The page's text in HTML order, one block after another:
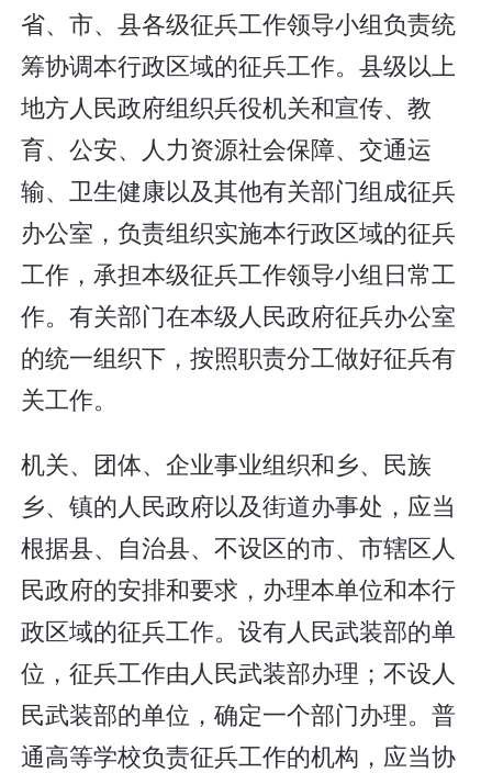
省、市、县各级征兵工作领导小组负责统
筹协调本行政区域的征兵工作。县级以上
地方人民政府组织兵役机关和宣传、教
育、公安、人力资源社会保障、交通运
输、卫生健康以及其他有关部门组成征兵
办公室，负责组织实施本行政区域的征兵
工作，承担本级征兵工作领导小组日常工
作。有关部门在本级人民政府征兵办公室
的统一组织下，按照职责分工做好征兵有
关工作。
机关、团体、企业事业组织和乡、民族
乡、镇的人民政府以及街道办事处，应当
根据县、自治县、不设区的市、市辖区人
民政府的安排和要求，办理本单位和本行
政区域的征兵工作。设有人民武装部的单
位，征兵工作由人民武装部办理；不设人
民武装部的单位，确定一个部门办理。普
通高等学校负责征兵工作的机构，应当协